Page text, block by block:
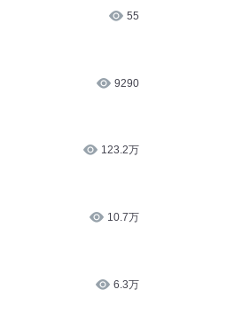
55
9290
123.2万
10.7万
6.3万